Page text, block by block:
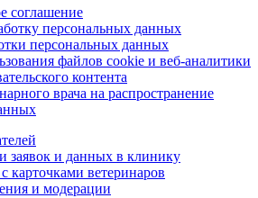
соглашение
персональных данных
персональных данных
файлов cookie и веб-аналитики
контента
врача на распространение
заявок и данных в клинику
карточками ветеринаров
и модерации